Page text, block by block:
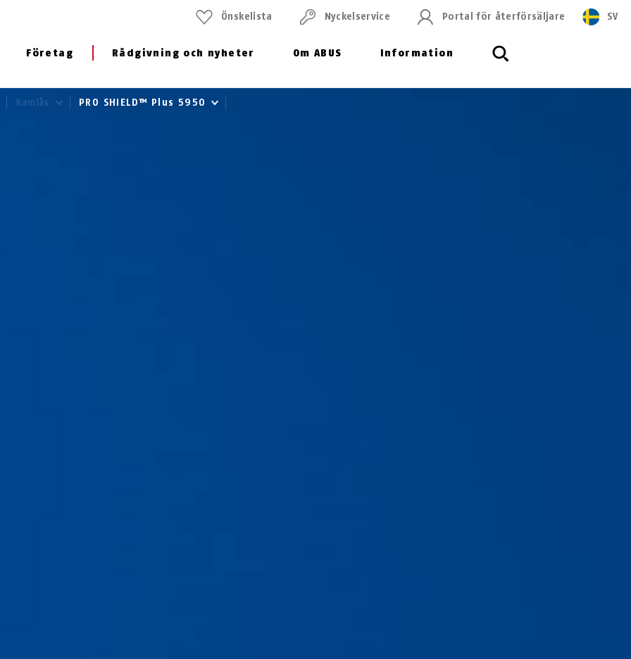
Företag Rådgivning och nyheter Om ABUS Information
Önskelista Nyckelservice Portal för återförsäljare SV
Ramlås PRO SHIELD™ Plus 5950